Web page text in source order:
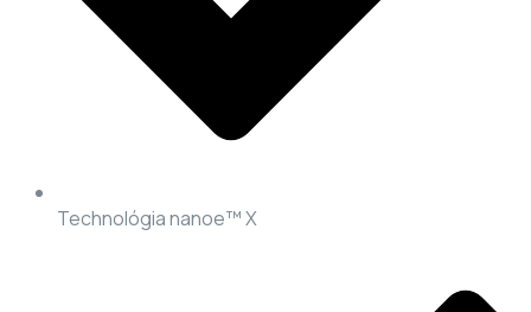
Technológia nanoe™ X